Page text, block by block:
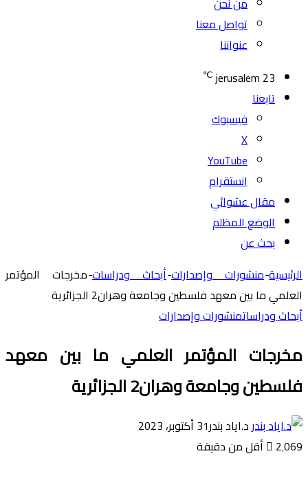
تواصل معنا
عنواننا
jerusalem 23
℃
تابعنا
فيسبوك
‫X
‫YouTube
انستقرام
مقال عشوائي
الوضع المظلم
بحث عن
الرئيسية-منشورات وإصدارات-أبحاث ودراسات-مخرجات المؤتمر
العلمي ما بين معهد فلسطين وجامعة وهران2 الجزائرية
أبحاث ودراساتمنشورات وإصدارات
مخرجات المؤتمر العلمي ما بين معهد
فلسطين وجامعة وهران2 الجزائرية
د.اياد بندر31 أكتوبر، 2023
2٬069
أقل من دقيقة